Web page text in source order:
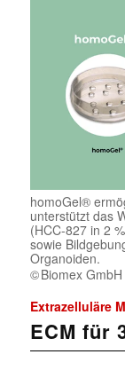
homoGel®
unterstützt das
(HCC-827 in 2
sowie
Organoiden.
Biomex GmbH
Extrazelluläre
ECM für